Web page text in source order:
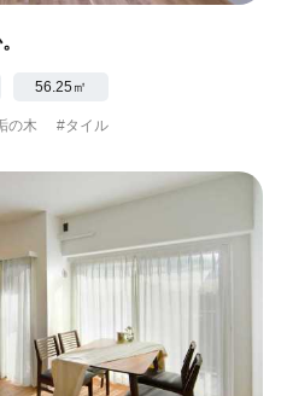
56.25㎡
の木 #タイル